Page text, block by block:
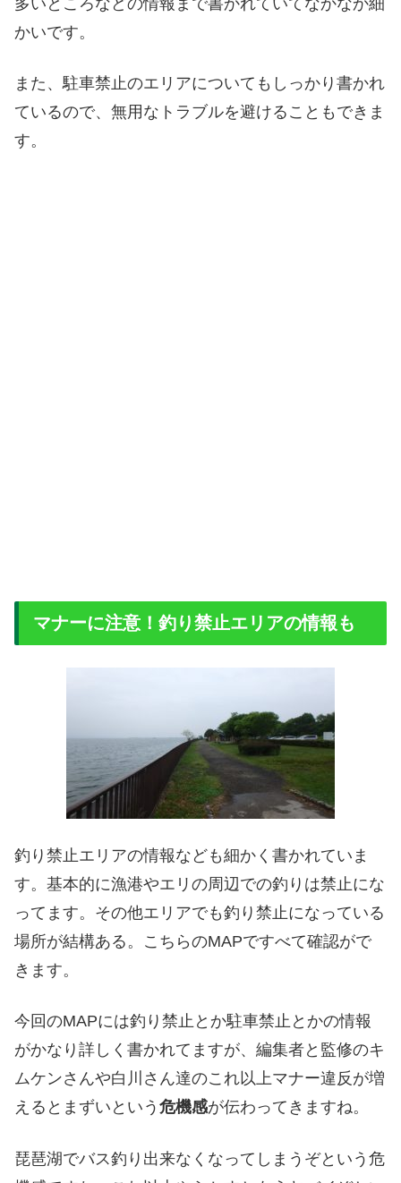
多いところなどの情報まで書かれていてなかなか細
かいです。
また、駐車禁止のエリアについてもしっかり書かれ
ているので、無用なトラブルを避けることもできま
す。
マナーに注意！釣り禁止エリアの情報も
釣り禁止エリアの情報なども細かく書かれていま
す。基本的に漁港やエリの周辺での釣りは禁止にな
ってます。その他エリアでも釣り禁止になっている
場所が結構ある。こちらのMAPですべて確認がで
きます。
今回のMAPには釣り禁止とか駐車禁止とかの情報
がかなり詳しく書かれてますが、編集者と監修のキ
ムケンさんや白川さん達のこれ以上マナー違反が増
えるとまずいという 危機感が伝わってきますね。
琵琶湖でバス釣り出来なくなってしまうぞという危